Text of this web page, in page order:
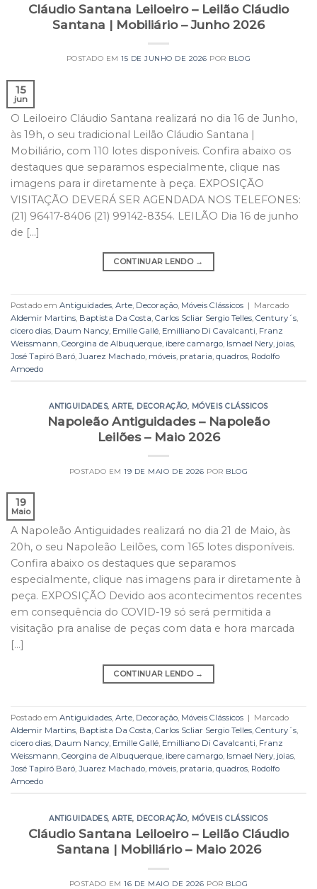
Cláudio Santana Leiloeiro – Leilão Cláudio
Santana | Mobiliário – Junho 2026
POSTADO EM15 DE JUNHO DE 2026 POR BLOG
15
jun
O Leiloeiro Cláudio Santana realizará no dia 16 de Junho,
às 19h, o seu tradicional Leilão Cláudio Santana |
Mobiliário, com 110 lotes disponíveis. Confira abaixo os
destaques que separamos especialmente, clique nas
imagens para ir diretamente à peça. EXPOSIÇÃO
VISITAÇÃO DEVERÁ SER AGENDADA NOS TELEFONES:
(21) 96417-8406 (21) 99142-8354. LEILÃO Dia 16 de junho
de […]
CONTINUAR LENDO →
Postado em Antiguidades, Arte, Decoração, Móveis Clássicos | Marcado
Aldemir Martins, Baptista Da Costa, Carlos Scliar Sergio Telles, Century´s,
cicero dias, Daum Nancy, Emille Gallé, Emilliano Di Cavalcanti, Franz
Weissmann, Georgina de Albuquerque, ibere camargo, Ismael Nery, joias,
José Tapiró Baró, Juarez Machado, móveis, prataria, quadros, Rodolfo
Amoedo
ANTIGUIDADES,ARTE, DECORAÇÃO, MÓVEIS CLÁSSICOS
Napoleão Antiguidades – Napoleão
Leilões – Maio 2026
POSTADO EM19 DE MAIO DE 2026 POR BLOG
19
Maio
A Napoleão Antiguidades realizará no dia 21 de Maio, às
20h, o seu Napoleão Leilões, com 165 lotes disponíveis.
Confira abaixo os destaques que separamos
especialmente, clique nas imagens para ir diretamente à
peça. EXPOSIÇÃO Devido aos acontecimentos recentes
em consequência do COVID-19 só será permitida a
visitação pra analise de peças com data e hora marcada
[…]
CONTINUAR LENDO →
Postado em Antiguidades, Arte, Decoração, Móveis Clássicos | Marcado
Aldemir Martins, Baptista Da Costa, Carlos Scliar Sergio Telles, Century´s,
cicero dias, Daum Nancy, Emille Gallé, Emilliano Di Cavalcanti, Franz
Weissmann, Georgina de Albuquerque, ibere camargo, Ismael Nery, joias,
José Tapiró Baró, Juarez Machado, móveis, prataria, quadros, Rodolfo
Amoedo
ANTIGUIDADES,ARTE, DECORAÇÃO, MÓVEIS CLÁSSICOS
Cláudio Santana Leiloeiro – Leilão Cláudio
Santana | Mobiliário – Maio 2026
POSTADO EM16 DE MAIO DE 2026 POR BLOG